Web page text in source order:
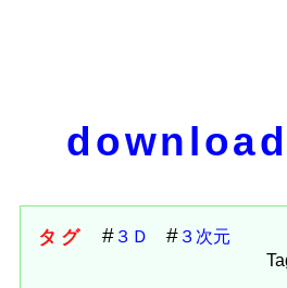
download
タグ ３Ｄ
３次元